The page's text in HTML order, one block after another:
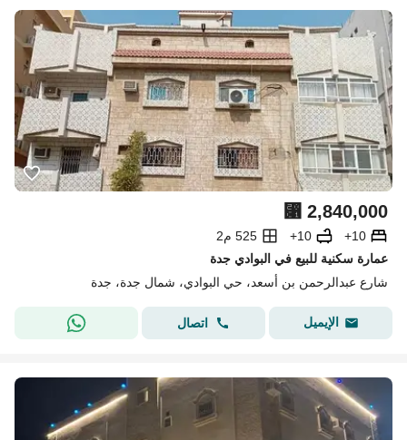
⃁ 2,840,000
10+
10+
525 م2
عمارة سكنية للبيع في البوادي جدة
شارع عبدالرحمن بن أسعد، حي البوادي، شمال جدة، جدة
الإيميل اتصال